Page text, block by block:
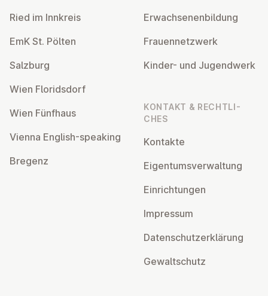
Ried im Innkreis
EmK St. Pölten
Salzburg
Wien Flo­rids­dorf
Wien Fünfhaus
Vienna English-speaking
Bregenz
Er­wach­se­nen­bil­dung
Frau­en­netz­werk
Kinder- und Ju­gend­werk
KONTAKT & RECHT­LI­
CHES
Kontakte
Ei­gen­tums­ver­wal­tung
Ein­rich­tun­gen
Impressum
Da­ten­schutz­er­klä­rung
Ge­walt­schutz